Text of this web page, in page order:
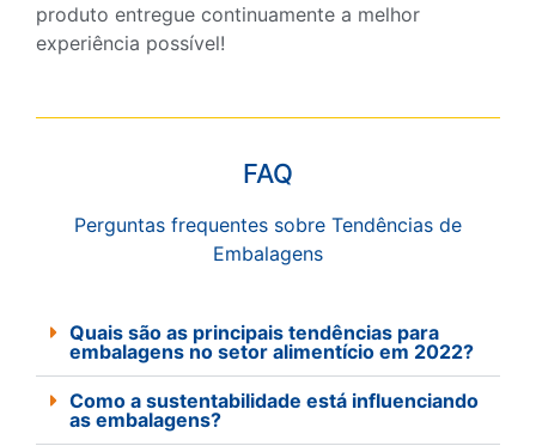
produto entregue continuamente a melhor
experiência possível!
FAQ
Perguntas frequentes sobre Tendências de
Embalagens
Quais são as principais tendências para
embalagens no setor alimentício em 2022?
Como a sustentabilidade está influenciando
as embalagens?